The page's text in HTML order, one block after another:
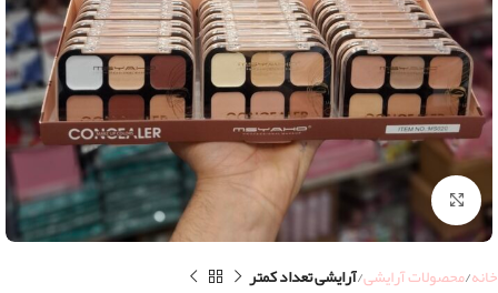
بزرگنمایی تصویر
خانه محصولات آرایشی آرایشی تعداد کمتر